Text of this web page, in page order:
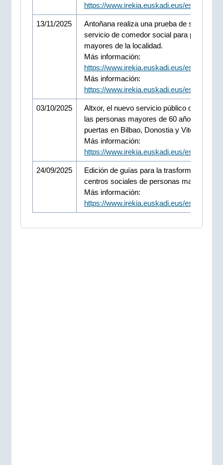
https://www.irekia.euskadi.eus/es/news/
13/11/2025
Antoñana realiza una prueba de su nuevo
servicio de comedor social para personas
mayores de la localidad.
Más información:
https://www.irekia.euskadi.eus/es/news/
Más información:
https://www.irekia.euskadi.eus/es/news/
03/10/2025
Altxor, el nuevo servicio público que
las personas mayores de 60 años, abre
puertas en Bilbao, Donostia y Vitoria-
Más información:
https://www.irekia.euskadi.eus/es/news/
24/09/2025
Edición de guías para la trasformación de
centros sociales de personas mayores.
Más información:
https://www.irekia.euskadi.eus/es/news/